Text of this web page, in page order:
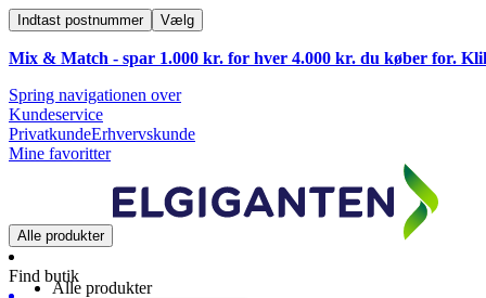
Indtast postnummer Vælg
Mix & Match - spar 1.000 kr. for hver 4.000 kr. du køber for.
Spring navigationen over
Kundeservice
PrivatkundeErhvervskunde
Mine favoritter
Alle produkter
Find butik
Alle produkter